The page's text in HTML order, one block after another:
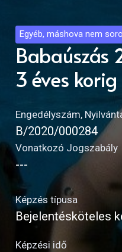
Egyéb, máshova nem
Babaúszás
3 éves korig
Engedélyszám,
B/2020/000284
Vonatkozó Jogszabály
---
Képzés típusa
Bejelentésköteles
Képzési idő